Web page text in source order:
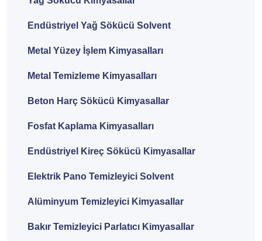
Endüstriyel Yağ Sökücü Solvent
Metal Yüzey İşlem Kimyasalları
Metal Temizleme Kimyasalları
Beton Harç Sökücü Kimyasallar
Fosfat Kaplama Kimyasalları
Endüstriyel Kireç Sökücü Kimyasallar
Elektrik Pano Temizleyici Solvent
Alüminyum Temizleyici Kimyasallar
Bakır Temizleyici Parlatıcı Kimyasallar